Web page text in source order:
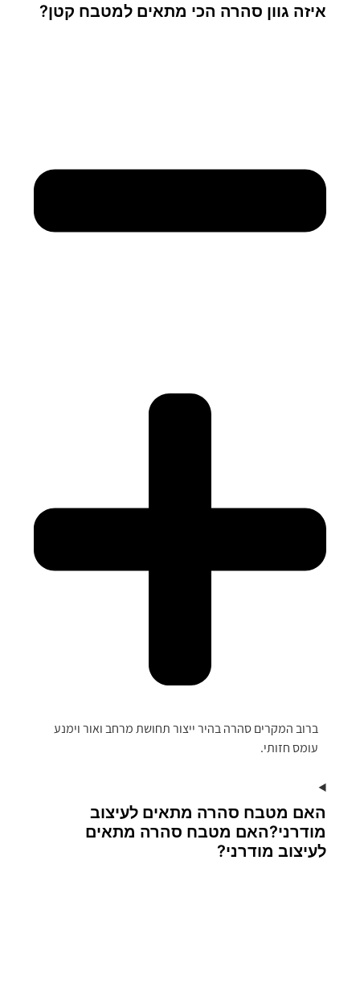
איזה גוון סהרה הכי מתאים למטבח קטן?
ברוב המקרים סהרה בהיר ייצור תחושת מרחב ואור וימנע
עומס חזותי.
האם מטבח סהרה מתאים לעיצוב
מודרני?האם מטבח סהרה מתאים
לעיצוב מודרני?